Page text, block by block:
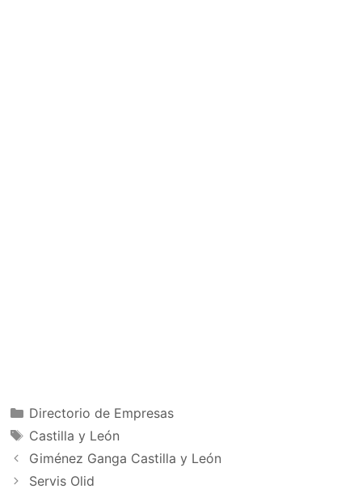
Categorías
Directorio de Empresas
Etiquetas
Castilla y León
Giménez Ganga Castilla y León
Servis Olid